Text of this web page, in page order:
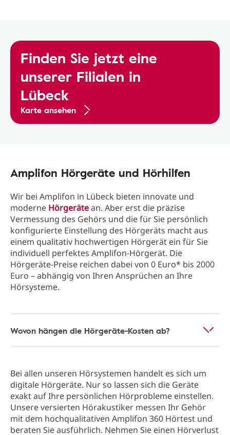
Finden Sie jetzt eine
unserer Filialen in
Lübeck
Karte ansehen
Amplifon Hörgeräte und Hörhilfen
Wir bei Amplifon in Lübeck bieten innovate und
moderne Hörgerätean. Aber erst die präzise
Vermessung des Gehörs und die für Sie persönlich
konfigurierte Einstellung des Hörgeräts macht aus
einem qualitativ hochwertigen Hörgerät ein für Sie
individuell perfektes Amplifon-Hörgerät. Die
Hörgeräte-Preise reichen dabei von 0 Euro* bis 2000
Euro – abhängig von Ihren Ansprüchen an Ihre
Hörsysteme.
Wovon hängen die Hörgeräte-Kosten ab?
Bei allen unseren Hörsystemen handelt es sich um
digitale Hörgeräte. Nur so lassen sich die Geräte
exakt auf Ihre persönlichen Hörprobleme einstellen.
Unsere versierten Hörakustiker messen Ihr Gehör
mit dem hochqualitativen Amplifon 360 Hörtest und
beraten Sie ausführlich. Nehmen Sie einen Hörverlust